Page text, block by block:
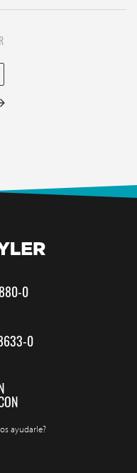
0
0
ayudarle?